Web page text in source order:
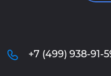
+7 (499) 938-91-